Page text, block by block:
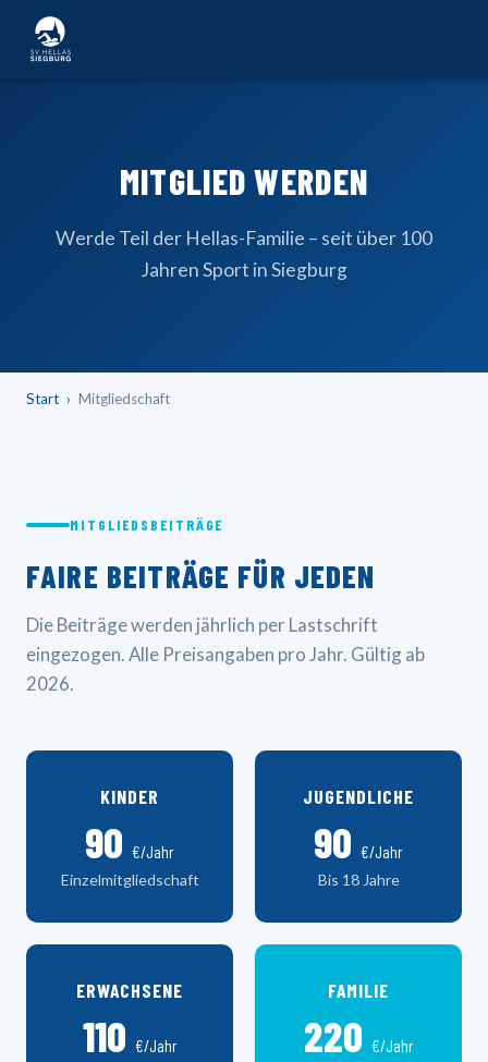
MITGLIED WERDEN
Werde Teil der Hellas-Familie – seit über 100
Jahren Sport in Siegburg
Start Mitgliedschaft
MITGLIEDSBEITRÄGE
FAIRE BEITRÄGE FÜR JEDEN
Die Beiträge werden jährlich per Lastschrift
eingezogen. Alle Preisangaben pro Jahr. Gültig ab
2026.
KINDER
90 €/Jahr
Einzelmitgliedschaft
JUGENDLICHE
90 €/Jahr
Bis 18 Jahre
ERWACHSENE
110 €/Jahr
FAMILIE
220 €/Jahr